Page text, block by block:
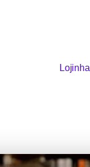
Lojinha